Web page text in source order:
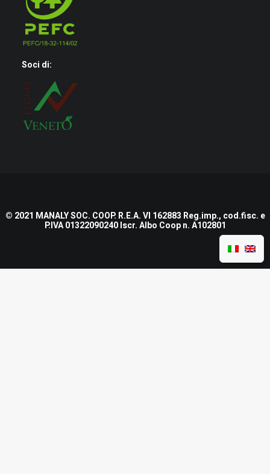
Soci di:
© 2021 MANALY SOC. COOP. R.E.A. VI 162883 Reg.imp., cod.fisc. e
P.IVA 01322090240 Iscr. Albo Coop n. A102801